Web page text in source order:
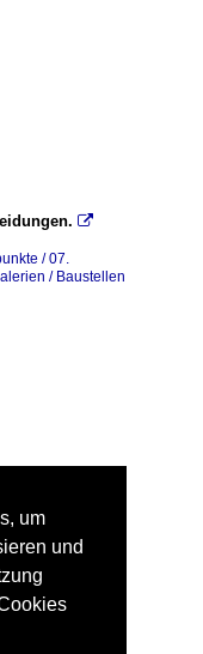

/ 07.
/ Baustellen
um
und